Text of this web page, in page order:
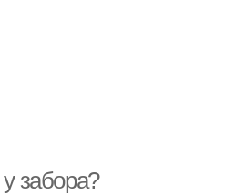
забора?